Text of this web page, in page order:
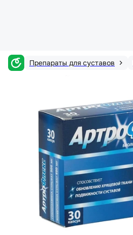
Препараты для суставов